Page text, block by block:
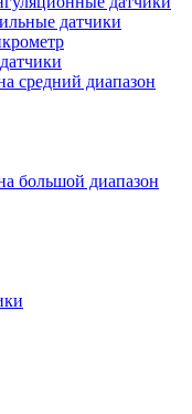
датчики
средний диапазон
большой диапазон